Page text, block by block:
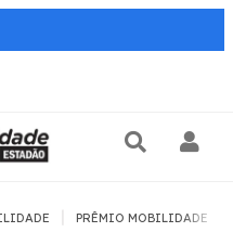
PRÊMIO MOBILIDADE